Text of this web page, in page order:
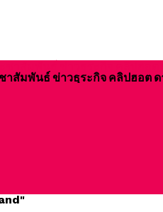
าสัมพันธ์ ข่าวธุระกิจ คลิปฮอต ด